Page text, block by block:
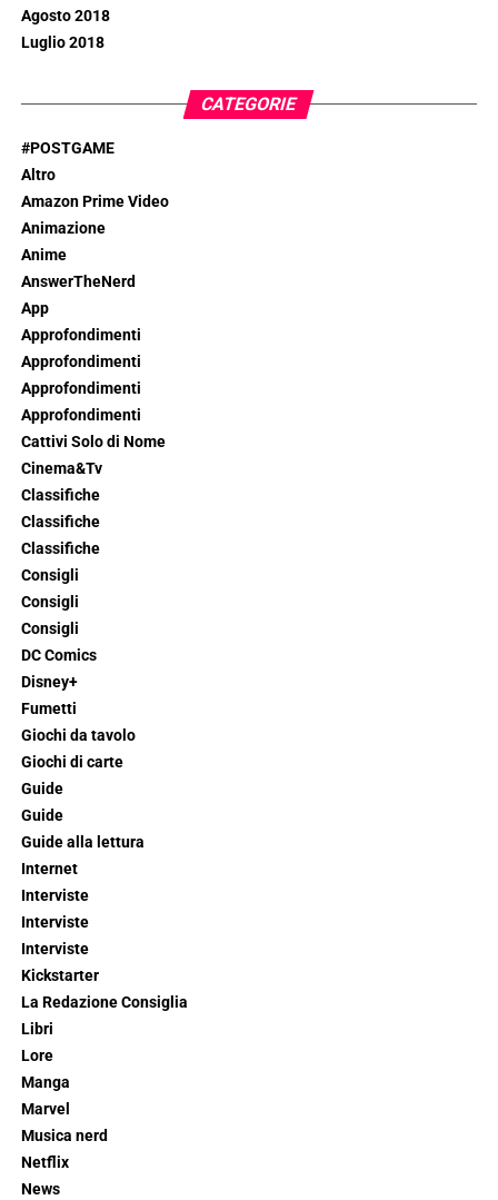
Agosto 2018
Luglio 2018
CATEGORIE
#POSTGAME
Altro
Amazon Prime Video
Animazione
Anime
AnswerTheNerd
App
Approfondimenti
Approfondimenti
Approfondimenti
Approfondimenti
Cattivi Solo di Nome
Cinema&Tv
Classifiche
Classifiche
Classifiche
Consigli
Consigli
Consigli
DC Comics
Disney+
Fumetti
Giochi da tavolo
Giochi di carte
Guide
Guide
Guide alla lettura
Internet
Interviste
Interviste
Interviste
Kickstarter
La Redazione Consiglia
Libri
Lore
Manga
Marvel
Musica nerd
Netflix
News